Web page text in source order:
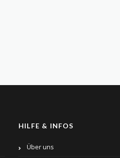
HILFE & INFOS
Über uns